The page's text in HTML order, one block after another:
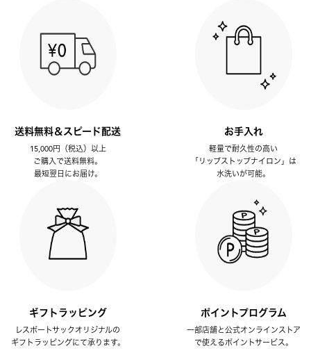
送料無料＆スピード配送
15,000円（税込）以上
ご購入で送料無料。
最短翌日にお届け。
お手入れ
軽量で耐久性の高い
「リップストップナイロン」は
水洗いが可能。
ギフトラッピング
レスポートサックオリジナルの
ギフトラッピングにて承ります。
ポイントプログラム
一部店舗と公式オンラインストア
で使えるポイントサービス。